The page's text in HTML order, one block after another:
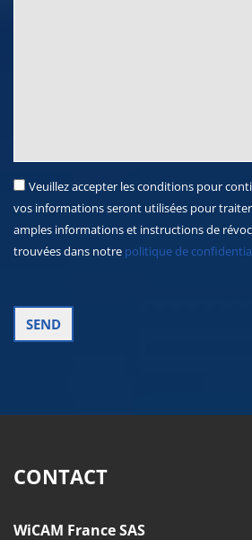
Veuillez accepter les conditions pour
vos informations seront utilisées pour
amples informations et instructions de
trouvées dans notre politique de
CONTACT
WiCAM France SAS